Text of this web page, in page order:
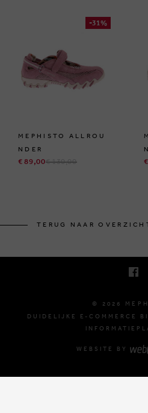
-31%
MEPHISTO ALLROU
NDER
€ 89,00€ 130,00
TERUG NAAR
© 2026
DUIDELIJKE E-COMMERCE
WEBSITE BY